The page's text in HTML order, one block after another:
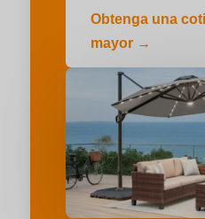
Obtenga una
mayor →